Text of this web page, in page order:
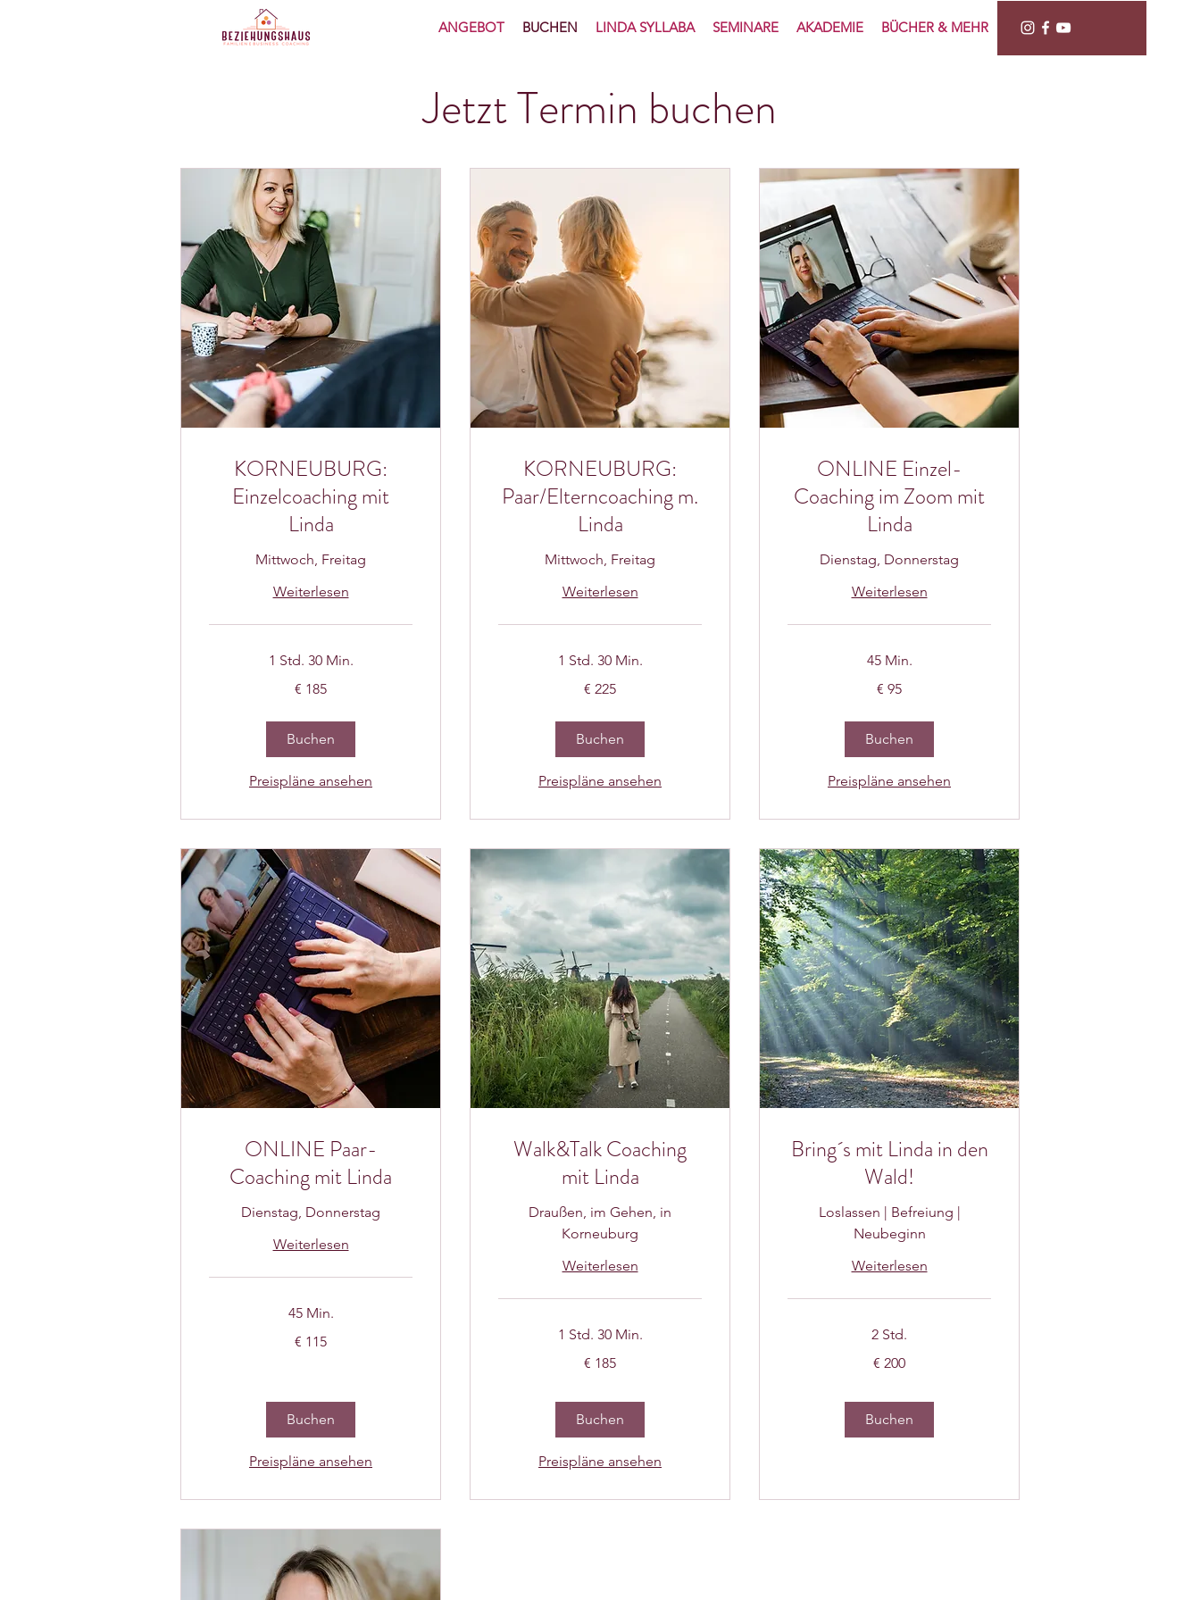
ANGEBOT BUCHEN LINDA SYLLABA SEMINARE AKADEMIE BÜCHER & MEHR
Jetzt Termin buchen
KORNEUBURG:
Einzelcoaching mit
Linda
Mittwoch, Freitag
Weiterlesen
1 Std. 30 Min.
€ 185
Buchen
Preispläne ansehen
KORNEUBURG:
Paar/Elterncoaching m.
Linda
Mittwoch, Freitag
Weiterlesen
1 Std. 30 Min.
€ 225
Buchen
Preispläne ansehen
ONLINE Einzel-
Coaching im Zoom mit
Linda
Dienstag, Donnerstag
Weiterlesen
45 Min.
€ 95
Buchen
Preispläne ansehen
ONLINE Paar-
Coaching mit Linda
Dienstag, Donnerstag
Weiterlesen
45 Min.
€ 115
Buchen
Preispläne ansehen
Walk&Talk Coaching
mit Linda
Draußen, im Gehen, in
Korneuburg
Weiterlesen
1 Std. 30 Min.
€ 185
Buchen
Preispläne ansehen
Bring´s mit Linda in den
Wald!
Loslassen | Befreiung |
Neubeginn
Weiterlesen
2 Std.
€ 200
Buchen